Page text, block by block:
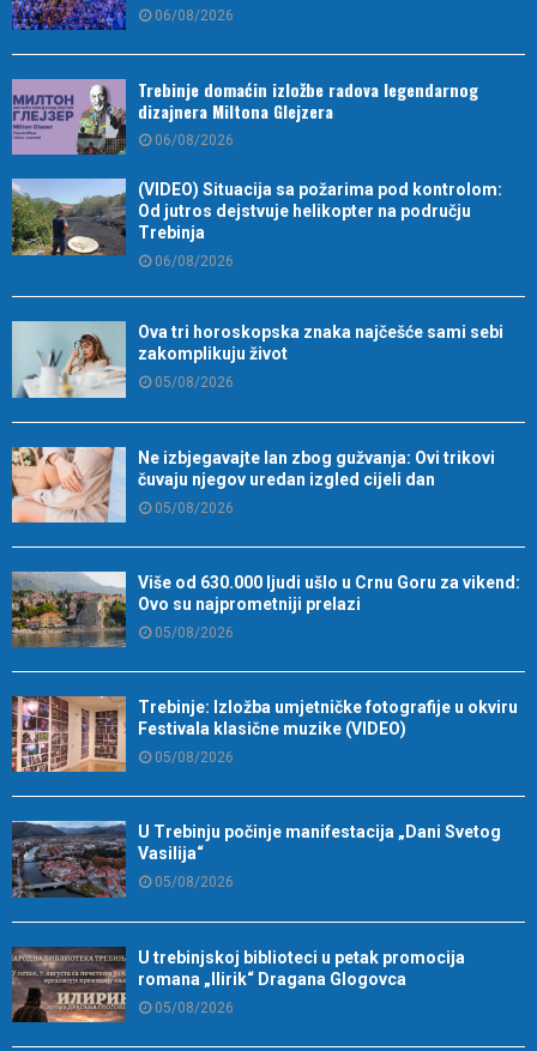
06/08/2026
Trebinje domaćin izložbe radova legendarnog
dizajnera Miltona Glejzera
06/08/2026
(VIDEO) Situacija sa požarima pod kontrolom:
Od jutros dejstvuje helikopter na području
Trebinja
06/08/2026
Ova tri horoskopska znaka najčešće sami sebi
zakomplikuju život
05/08/2026
Ne izbjegavajte lan zbog gužvanja: Ovi trikovi
čuvaju njegov uredan izgled cijeli dan
05/08/2026
Više od 630.000 ljudi ušlo u Crnu Goru za vikend:
Ovo su najprometniji prelazi
05/08/2026
Trebinje: Izložba umjetničke fotografije u okviru
Festivala klasične muzike (VIDEO)
05/08/2026
U Trebinju počinje manifestacija „Dani Svetog
Vasilija“
05/08/2026
U trebinjskoj biblioteci u petak promocija
romana „Ilirik“ Dragana Glogovca
05/08/2026